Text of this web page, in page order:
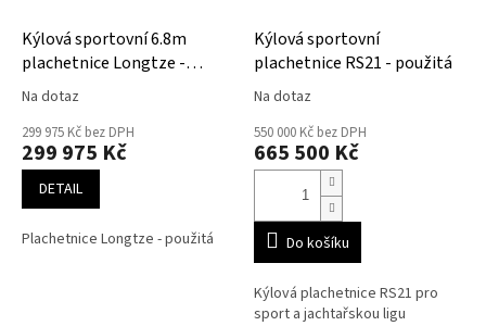
Kýlová sportovní 6.8m
plachetnice Longtze -
použitá
Na dotaz
299 975 Kč bez DPH
299 975 Kč
DETAIL
Plachetnice Longtze - použitá
Kýlová sportovní
plachetnice RS21 - použitá
Na dotaz
550 000 Kč bez DPH
665 500 Kč
Do košíku
Kýlová plachetnice RS21 pro
sport a jachtařskou ligu